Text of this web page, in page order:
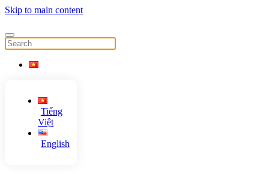
Skip to main content
Tiếng
Việt
English